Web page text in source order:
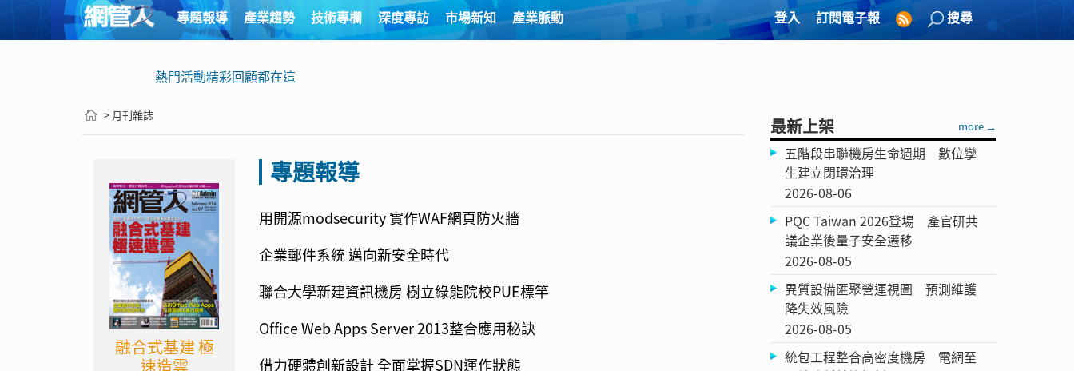
專題報導 產業趨勢 技術專欄 深度專訪 市場新知 產業脈動 登入 訂閱電子報 搜尋
熱門活動精彩回顧都在這
> 月刊雜誌
融合式基建 極
速造雲
專題報導
用開源modsecurity 實作WAF網頁防火牆
企業郵件系統 邁向新安全時代
聯合大學新建資訊機房 樹立綠能院校PUE標竿
Office Web Apps Server 2013整合應用秘訣
借力硬體創新設計 全面掌握SDN運作狀態
最新上架 more →
五階段串聯機房生命週期 數位孿
生建立閉環治理
2026-08-06
PQC Taiwan 2026登場 產官研共
議企業後量子安全遷移
2026-08-05
異質設備匯聚營運視圖 預測維護
降失效風險
2026-08-05
統包工程整合高密度機房 電網至